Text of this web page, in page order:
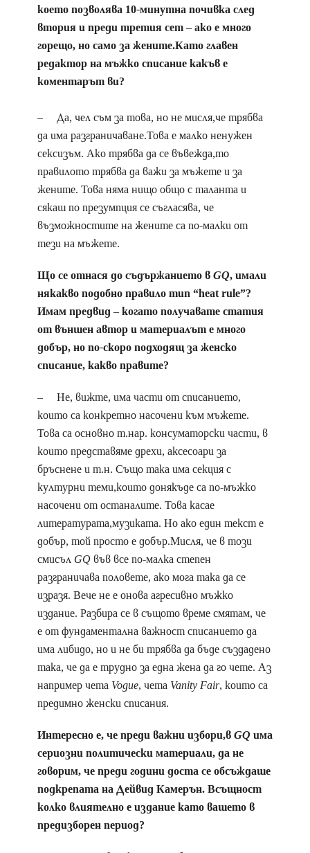
което позволява 10-минутна почивка след
втория и преди третия сет – ако е много
горещо, но само за жените.Като главен
редактор на мъжко списание какъв е
коментарът ви?
– Да, чел съм за това, но не мисля,че трябва
да има разграничаване.Това е малко ненужен
сексизъм. Ако трябва да се въвежда,то
правилото трябва да важи за мъжете и за
жените. Това няма нищо общо с таланта и
сякаш по презумпция се съгласява, че
възможностите на жените са по-малки от
тези на мъжете.
Що се отнася до съдържанието вGQ, имали
някакво подобно правило тип “heat rule”?
Имам предвид – когато получавате статия
от външен автор и материалът е много
добър, но по-скоро подходящ за женско
списание, какво правите?
– Не, вижте, има части от списанието,
които са конкретно насочени към мъжете.
Това са основно т.нар. консуматорски части, в
които представяме дрехи, аксесоари за
бръснене и т.н. Също така има секция с
културни теми,които донякъде са по-мъжко
насочени от останалите. Това касае
литературата,музиката. Но ако един текст е
добър, той просто е добър.Мисля, че в този
смисълGQ във все по-малка степен
разграничава половете, ако мога така да се
изразя. Вече не е онова агресивно мъжко
издание. Разбира се в същото време смятам, че
е от фундаментална важност списанието да
има либидо, но и не би трябва да бъде създадено
така, че да е трудно за една жена да го чете. Аз
например чета Vogue, чета Vanity Fair, които са
предимно женски списания.
Интересно е, че преди важни избори,вGQ има
сериозни политически материали, да не
говорим, че преди години доста се обсъждаше
подкрепата на Дейвид Камерън. Всъщност
колко влиятелно е издание като вашето в
предизборен период?